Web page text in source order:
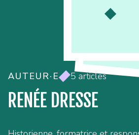
AUTEUR·E 5 articles
RENÉE DRESSE